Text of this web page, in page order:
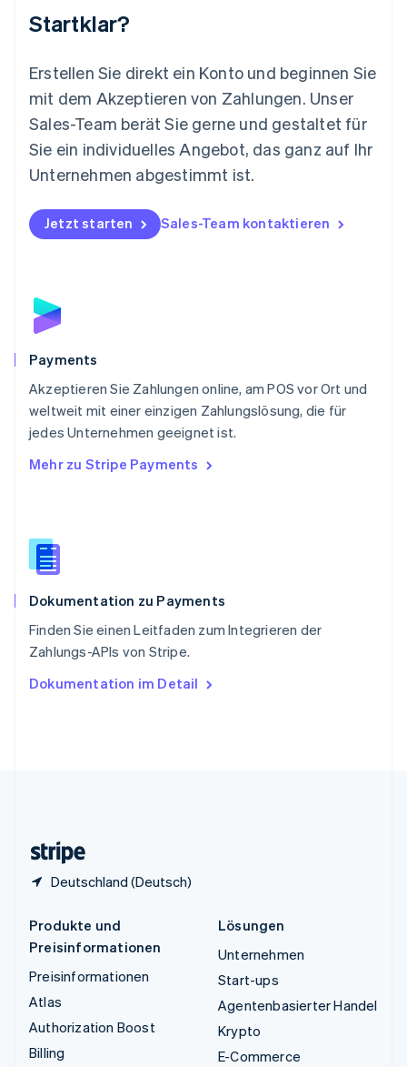
Startklar?
Erstellen Sie direkt ein Konto und beginnen Sie
mit dem Akzeptieren von Zahlungen. Unser
Sales-Team berät Sie gerne und gestaltet für
Sie ein individuelles Angebot, das ganz auf Ihr
Unternehmen abgestimmt ist.
Jetzt starten Sales-Team kontaktieren
Payments
Akzeptieren Sie Zahlungen online, am POS vor Ort und
weltweit mit einer einzigen Zahlungslösung, die für
jedes Unternehmen geeignet ist.
Mehr zu Stripe Payments
Dokumentation zu Payments
Finden Sie einen Leitfaden zum Integrieren der
Zahlungs-APIs von Stripe.
Dokumentation im Detail
Deutschland (Deutsch)
Mexiko
English
Niederlande
Nederlands English
Norwegen
English
Österreich
Polen
English
Portugal
Schweden
Schweiz
Singapur
English简体中文
Slowakei
Slowenien
English
Spanien
Thailand
Tschechische Republik
English
English
Produkte und
Preisinformationen
Preisinformationen
Atlas
Authorization Boost
Billing
Lösungen
Unternehmen
Start-ups
Agentenbasierter Handel
Krypto
E-Commerce